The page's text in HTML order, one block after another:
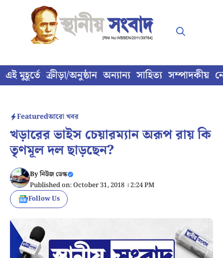
content
এই মুহূর্তে ক্রীড়া/অনুষ্ঠান অন্যান্য সাহিত্য সম্পাদকীয়
Featuredআরো খবর
খড়ারের ভাইস চেয়ারম্যান অরূপ রায় কি
তৃণমূল দল ছাড়ছেন?
Byনিউজ ডেস্ক
Published on: October 31, 2018 । 2:24 PM
Follow Us